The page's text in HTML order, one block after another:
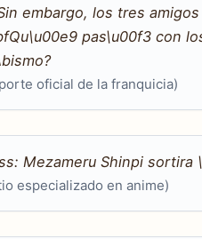
embargo, los tres
pas\u00f3 con
oficial de la franquicia)
Mezameru Shinpi sortira
especializado en anime)